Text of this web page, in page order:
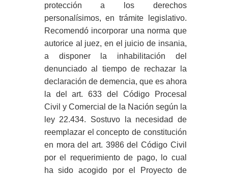
protección a los derechos
personalísimos, en trámite legislativo.
Recomendó incorporar una norma que
autorice al juez, en el juicio de insania,
a disponer la inhabilitación del
denunciado al tiempo de rechazar la
declaración de demencia, que es ahora
la del art. 633 del Código Procesal
Civil y Comercial de la Nación según la
ley 22.434. Sostuvo la necesidad de
reemplazar el concepto de constitución
en mora del art. 3986 del Código Civil
por el requerimiento de pago, lo cual
ha sido acogido por el Proyecto de